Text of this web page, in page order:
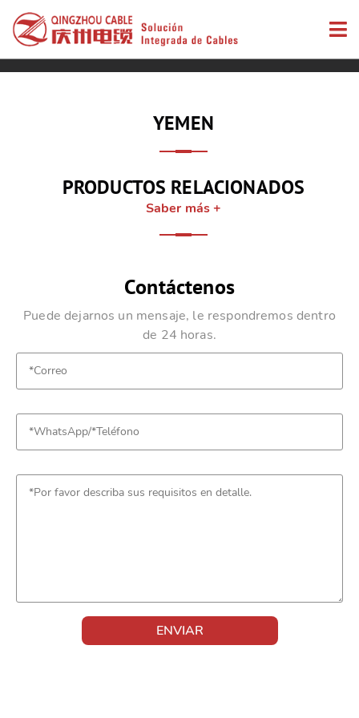
YEMEN
PRODUCTOS RELACIONADOS
Saber más +
Contáctenos
Puede dejarnos un mensaje, le respondremos dentro
de 24 horas.